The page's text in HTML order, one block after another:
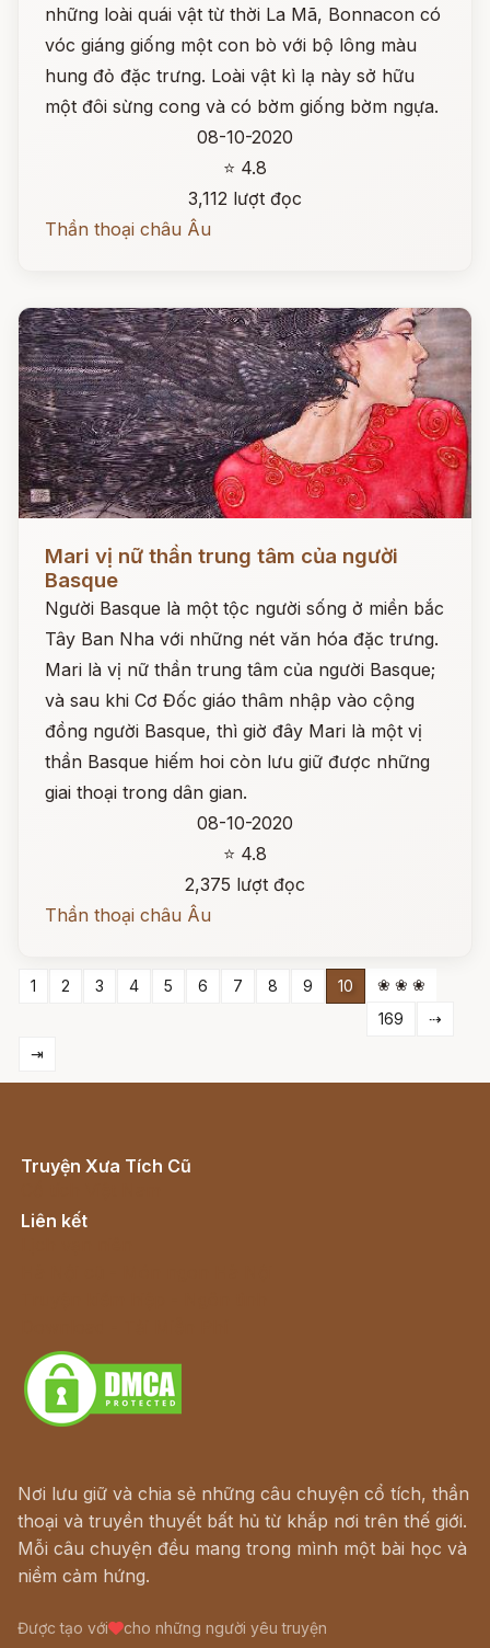
những loài quái vật từ thời La Mã, Bonnacon có
vóc giáng giống một con bò với bộ lông màu
hung đỏ đặc trưng. Loài vật kì lạ này sở hữu
một đôi sừng cong và có bờm giống bờm ngựa.
08-10-2020
⭐ 4.8
3,112 lượt đọc
Thần thoại châu Âu
Mari vị nữ thần trung tâm của người
Basque
Người Basque là một tộc người sống ở miền bắc
Tây Ban Nha với những nét văn hóa đặc trưng.
Mari là vị nữ thần trung tâm của người Basque;
và sau khi Cơ Đốc giáo thâm nhập vào cộng
đồng người Basque, thì giờ đây Mari là một vị
thần Basque hiếm hoi còn lưu giữ được những
giai thoại trong dân gian.
08-10-2020
⭐ 4.8
2,375 lượt đọc
Thần thoại châu Âu
1 2 3 4 5 6 7 8 9 10
❀ ❀ ❀
169
⇢
⇥
Truyện Xưa Tích Cũ
Liên kết
Nơi lưu giữ và chia sẻ những câu chuyện cổ tích, thần
thoại và truyền thuyết bất hủ từ khắp nơi trên thế giới.
Mỗi câu chuyện đều mang trong mình một bài học và
niềm cảm hứng.
Được tạo với cho những người yêu truyện